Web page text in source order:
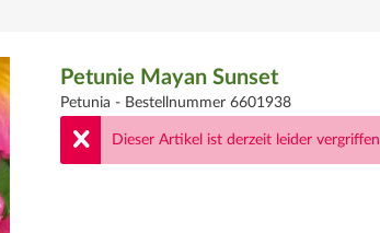
Petunie Mayan Sunset
Petunia - Bestellnummer 6601938
Dieser Artikel ist derzeit leider vergriffen